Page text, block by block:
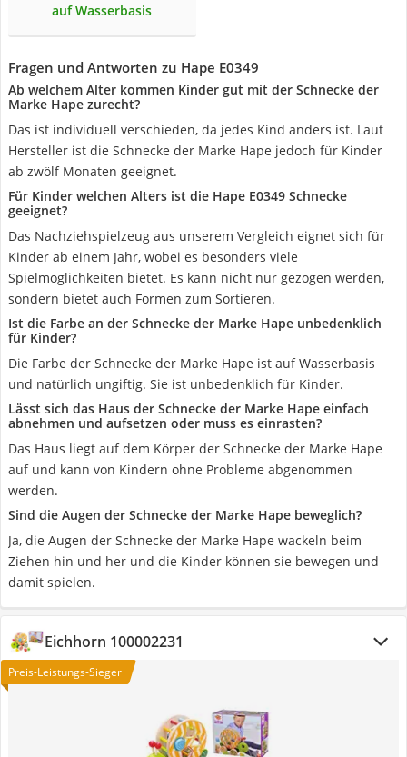
auf Wasserbasis
Fragen und Antworten zu Hape E0349
Ab welchem Alter kommen Kinder gut mit der Schnecke der
Marke Hape zurecht?
Das ist individuell verschieden, da jedes Kind anders ist. Laut
Hersteller ist die Schnecke der Marke Hape jedoch für Kinder
ab zwölf Monaten geeignet.
Für Kinder welchen Alters ist die Hape E0349 Schnecke
geeignet?
Das Nachziehspielzeug aus unserem Vergleich eignet sich für
Kinder ab einem Jahr, wobei es besonders viele
Spielmöglichkeiten bietet. Es kann nicht nur gezogen werden,
sondern bietet auch Formen zum Sortieren.
Ist die Farbe an der Schnecke der Marke Hape unbedenklich
für Kinder?
Die Farbe der Schnecke der Marke Hape ist auf Wasserbasis
und natürlich ungiftig. Sie ist unbedenklich für Kinder.
Lässt sich das Haus der Schnecke der Marke Hape einfach
abnehmen und aufsetzen oder muss es einrasten?
Das Haus liegt auf dem Körper der Schnecke der Marke Hape
auf und kann von Kindern ohne Probleme abgenommen
werden.
Sind die Augen der Schnecke der Marke Hape beweglich?
Ja, die Augen der Schnecke der Marke Hape wackeln beim
Ziehen hin und her und die Kinder können sie bewegen und
damit spielen.
Eichhorn 100002231
Preis-Leistungs-Sieger